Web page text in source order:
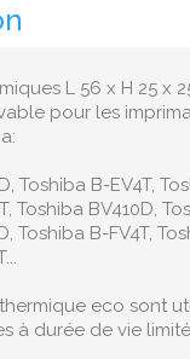
L 56 x H 25 x
pour les
, Toshiba B-EV4T ,
Toshiba BV410D ,
, Toshiba B-FV4T ,
eco sont
à durée de vie